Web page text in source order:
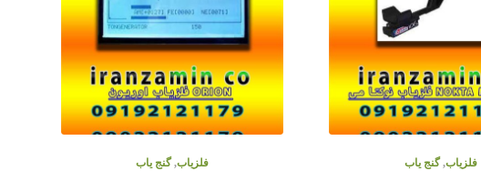
فلزیاب,گنج یاب فلزیاب,گنج یاب